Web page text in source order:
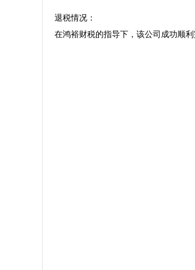
退税情况：
在鸿裕财税的指导下，该公司成功顺